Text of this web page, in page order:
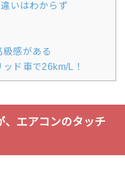
いはわからず
級感がある
ド車で26km/L！
、エアコンのタッチ